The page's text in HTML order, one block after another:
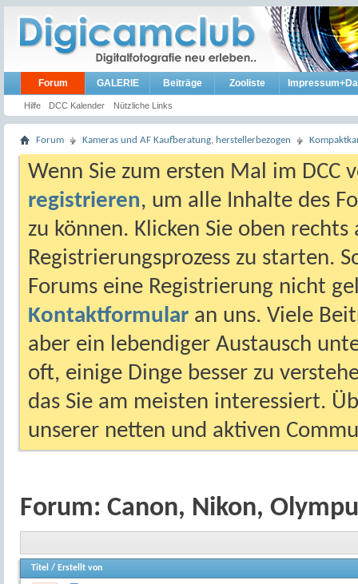
Forum
Hilfe DCC Kalender Nützliche Links
GALERIE Beiträge Zooliste
Forum Kameras und AF Kaufberatung, herstellerbezogen
Wenn Sie zum ersten Mal im DCC
registrieren, um alle Inhalte des
zu können. Klicken Sie oben
Registrierungsprozess zu starten.
Forums eine Registrierung nicht
Kontaktformular an uns. Viele
aber ein lebendiger Austausch
oft, einige Dinge besser zu
das Sie am meisten interessiert.
unserer netten und aktiven
Forum: Canon, Nikon,
Titel / Erstellt von